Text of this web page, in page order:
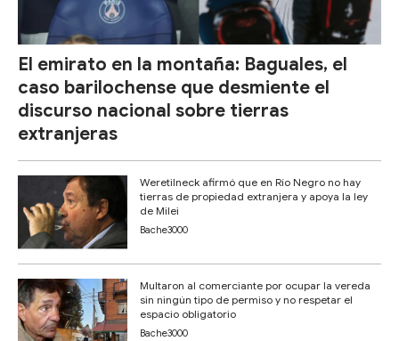
El emirato en la montaña: Baguales, el
caso barilochense que desmiente el
discurso nacional sobre tierras
extranjeras
Weretilneck afirmó que en Río Negro no hay
tierras de propiedad extranjera y apoya la ley
de Milei
Bache3000
Multaron al comerciante por ocupar la vereda
sin ningún tipo de permiso y no respetar el
espacio obligatorio
Bache3000